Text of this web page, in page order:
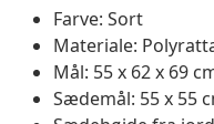
Farve: Sort
Materiale:
Mål: 55 x 62 x 69
Sædemål: 55 x 55